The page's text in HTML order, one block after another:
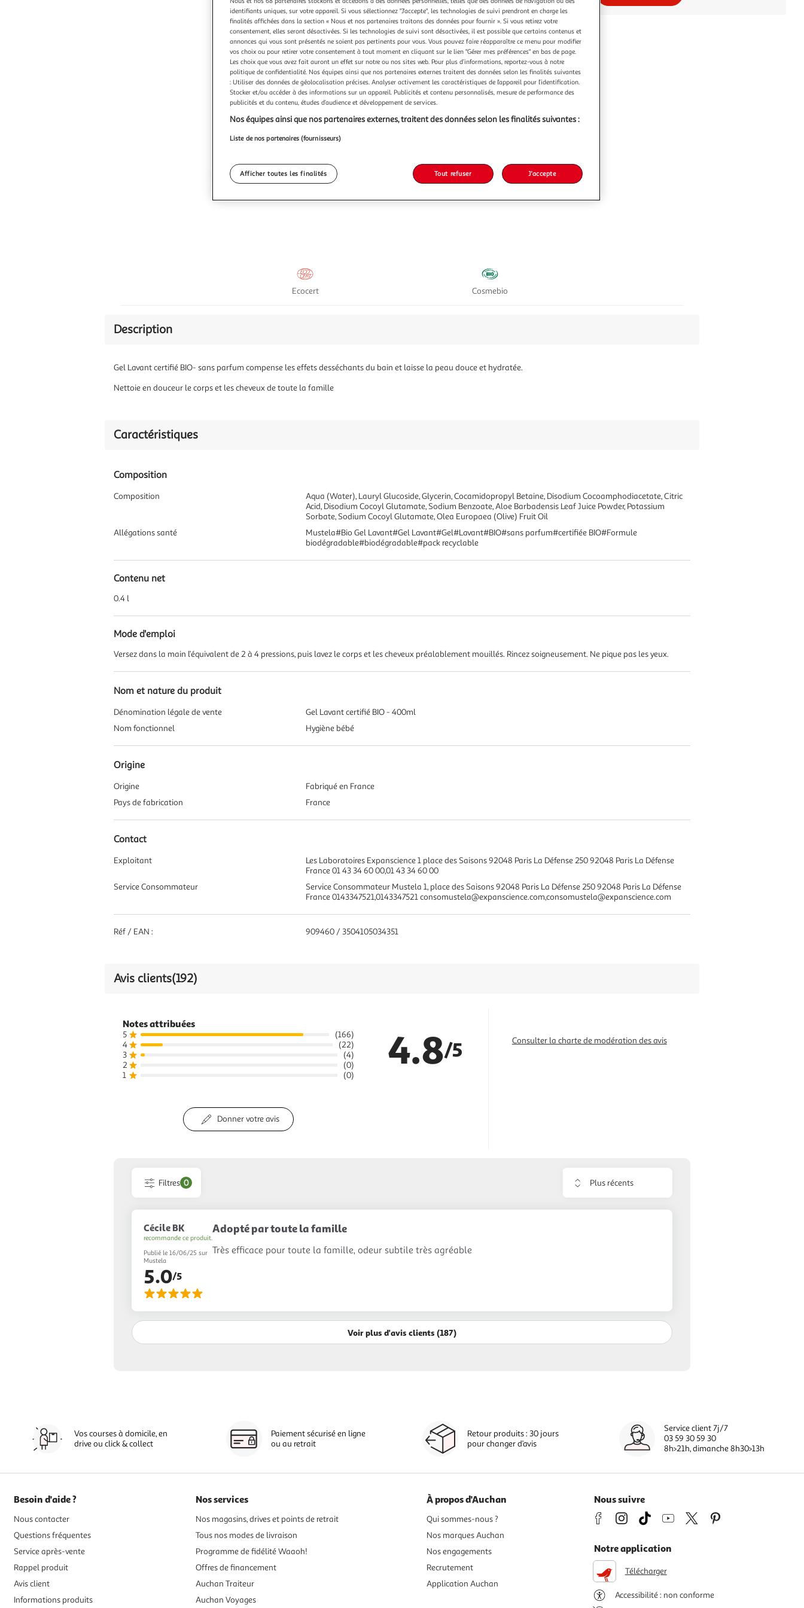
Ecocert Cosmebio
Description
Gel Lavant certifié BIO- sans parfum compense les effets desséchants du bain et laisse la peau douce et hydratée.
Nettoie en douceur le corps et les cheveux de toute la famille
Caractéristiques
Composition
Composition
Aqua (Water), Lauryl Glucoside, Glycerin, Cocamidopropyl Betaine, Disodium Cocoamphodiacetate, Citric
Acid, Disodium Cocoyl Glutamate, Sodium Benzoate, Aloe Barbadensis Leaf Juice Powder, Potassium
Sorbate, Sodium Cocoyl Glutamate, Olea Europaea (Olive) Fruit Oil
Allégations santé
Mustela#Bio Gel Lavant#Gel Lavant#Gel#Lavant#BIO#sans parfum#certifiée BIO#Formule
biodégradable#biodégradable#pack recyclable
Contenu net
0.4 l
Mode d'emploi
Versez dans la main l’équivalent de 2 à 4 pressions, puis lavez le corps et les cheveux préalablement mouillés. Rincez soigneusement. Ne pique pas les yeux.
Nom et nature du produit
Dénomination légale de vente
Gel Lavant certifié BIO - 400ml
Nom fonctionnel
Hygiène bébé
Origine
Origine
Fabriqué en France
Pays de fabrication
France
Contact
Exploitant
Les Laboratoires Expanscience 1 place des Saisons 92048 Paris La Défense 250 92048 Paris La Défense
France 01 43 34 60 00,01 43 34 60 00
Service Consommateur
Service Consommateur Mustela 1, place des Saisons 92048 Paris La Défense 250 92048 Paris La Défense
France 0143347521,0143347521 consomustela@expanscience.com,consomustela@expanscience.com
Réf / EAN : 909460 / 3504105034351
Avis clients(192)
Notes attribuées
5
(166)
4
(22)
3
(4)
2
(0)
1
(0)
4.8/5
Donner votre avis
Consulter la charte de modération des avis
Filtres 0
Trier
avis
Cécile BK
recommande ce produit.
Publié le 16/06/25 sur
Mustela
5.0/5
Adopté par toute la famille
Très efficace pour toute la famille, odeur subtile très agréable
Voir plus d'avis clients (187)
Vos courses à domicile, en
drive ou click & collect
Paiement sécurisé en ligne
ou au retrait
Retour produits : 30 jours
pour changer d’avis
Service client 7j/7
03 59 30 59 30
8h>21h, dimanche 8h30>13h
Besoin d'aide ?
Nous contacter
Questions fréquentes
Service après-vente
Rappel produit
Avis client
Informations produits
Nos services
Nos magasins, drives et points de retrait
Tous nos modes de livraison
Programme de fidélité Waaoh!
Offres de financement
Auchan Traiteur
Auchan Voyages
À propos d'Auchan
Qui sommes-nous ?
Nos marques Auchan
Nos engagements
Recrutement
Application Auchan
Nous suivre
Notre application
Télécharger
Accessibilité : non conforme
identifiants uniques, sur votre appareil. Si vous sélectionnez "J'accepte", les technologies de suivi prendront en charge les
finalités affichées dans la section « Nous et nos partenaires traitons des données pour fournir ». Si vous retirez votre
consentement, elles seront désactivées. Si les technologies de suivi sont désactivées, il est possible que certains contenus et
annonces qui vous sont présentés ne soient pas pertinents pour vous. Vous pouvez faire réapparaître ce menu pour modifier
vos choix ou pour retirer votre consentement à tout moment en cliquant sur le lien "Gérer mes préférences" en bas de page.
Les choix que vous avez fait auront un effet sur notre ou nos sites web. Pour plus d’informations, reportez-vous à notre
politique de confidentialité. Nos équipes ainsi que nos partenaires externes traitent des données selon les finalités suivantes
: Utiliser des données de géolocalisation précises. Analyser activement les caractéristiques de l’appareil pour l’identification.
Stocker et/ou accéder à des informations sur un appareil. Publicités et contenu personnalisés, mesure de performance des
publicités et du contenu, études d’audience et développement de services.
Nos équipes ainsi que nos partenaires externes, traitent des données selon les finalités suivantes :
Liste de nos partenaires (fournisseurs)
Afficher toutes les finalités Tout refuser J'accepte